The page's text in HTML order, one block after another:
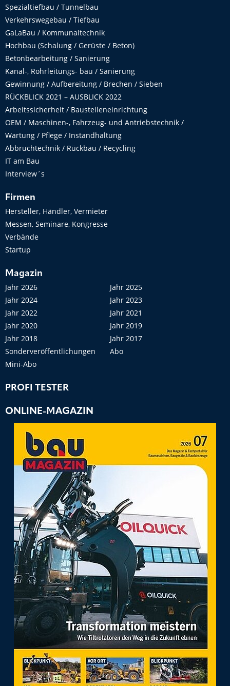
Spezialtiefbau / Tunnelbau
Verkehrswegebau / Tiefbau
GaLaBau / Kommunaltechnik
Hochbau (Schalung / Gerüste / Beton)
Betonbearbeitung / Sanierung
Kanal-, Rohrleitungs- bau / Sanierung
Gewinnung / Aufbereitung / Brechen / Sieben
RÜCKBLICK 2021 – AUSBLICK 2022
Arbeitssicherheit / Baustelleneinrichtung
OEM / Maschinen-, Fahrzeug- und Antriebstechnik /
Wartung / Pflege / Instandhaltung
Abbruchtechnik / Rückbau / Recycling
IT am Bau
Interview´s
Firmen
Hersteller, Händler, Vermieter
Messen, Seminare, Kongresse
Verbände
Startup
Magazin
Jahr 2026
Jahr 2025
Jahr 2024
Jahr 2023
Jahr 2022
Jahr 2021
Jahr 2020
Jahr 2019
Jahr 2018
Jahr 2017
Sonderveröffentlichungen
Abo
Mini-Abo
PROFI TESTER
ONLINE-MAGAZIN